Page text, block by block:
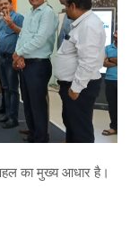
का मुख्य आधार है।